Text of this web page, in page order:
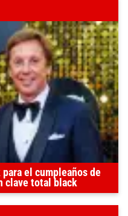
el cumpleaños de
clave total black